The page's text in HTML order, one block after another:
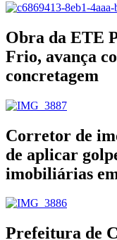
Obra da ETE
Frio, avança
concretagem
Corretor de
de aplicar
imobiliárias
Prefeitura de